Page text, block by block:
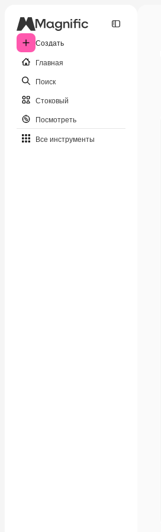
Создать
Главная
Поиск
Стоковый
Посмотреть
Все инструменты